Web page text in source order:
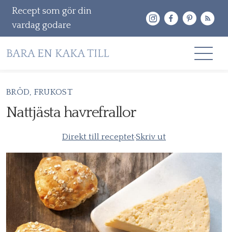
Recept som gör din
vardag godare
Gå
till
OM MIG
KONTAKT & PR
efter:
BRÖD FRUKOST
Nattjästa havrefrallor
Direkt till receptet·Skriv ut